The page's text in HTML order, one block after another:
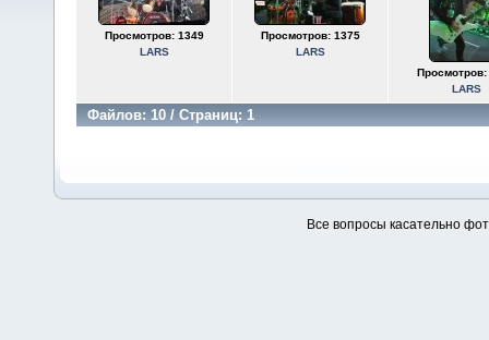
Просмотров: 1349
LARS
Просмотров: 1375
LARS
Просмотров:
LARS
Файлов: 10 / Страниц: 1
Все вопросы касательно